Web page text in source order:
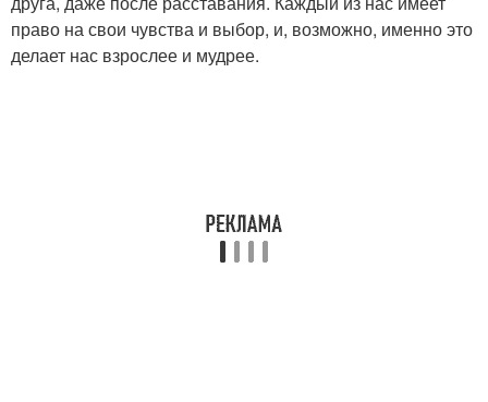
право на свои чувства и выбор, и, возможно, именно это
делает нас взрослее и мудрее.